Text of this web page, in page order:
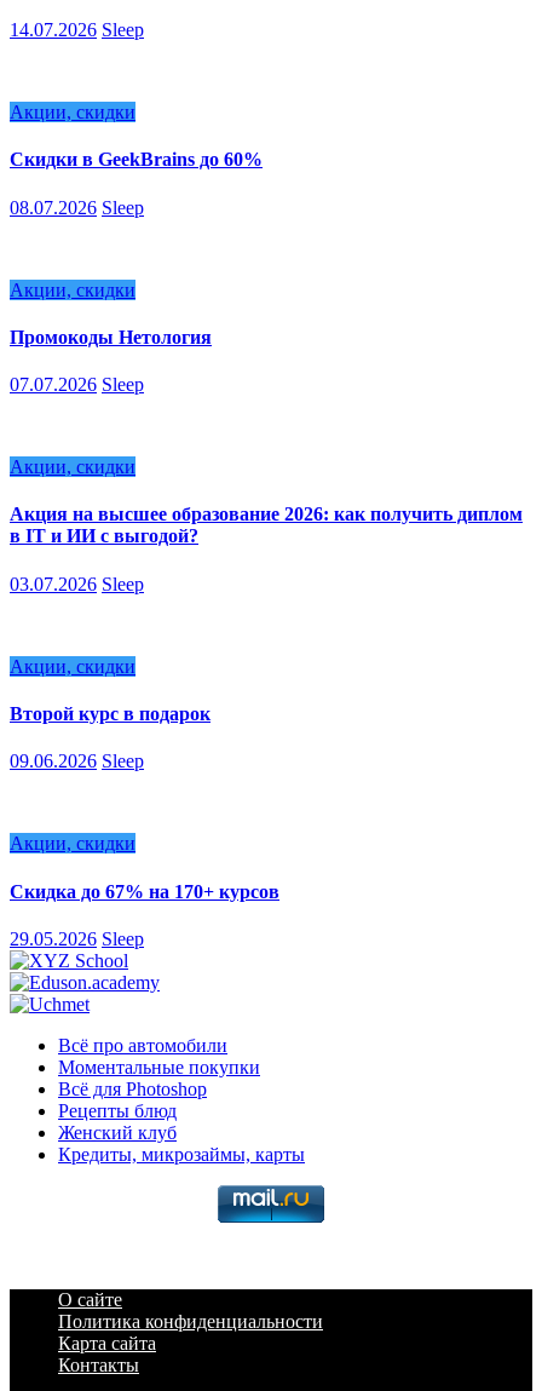
14.07.2026 Sleep
Акции, скидки
Скидки в GeekBrains до 60%
08.07.2026 Sleep
Акции, скидки
Промокоды Нетология
07.07.2026 Sleep
Акции, скидки
Акция на высшее образование 2026: как получить диплом
в IT и ИИ с выгодой?
03.07.2026 Sleep
Акции, скидки
Второй курс в подарок
09.06.2026 Sleep
Акции, скидки
Скидка до 67% на 170+ курсов
29.05.2026 Sleep
Всё про автомобили
Моментальные покупки
Всё для Photoshop
Рецепты блюд
Женский клуб
Кредиты, микрозаймы, карты
О сайте
Политика конфиденциальности
Карта сайта
Контакты